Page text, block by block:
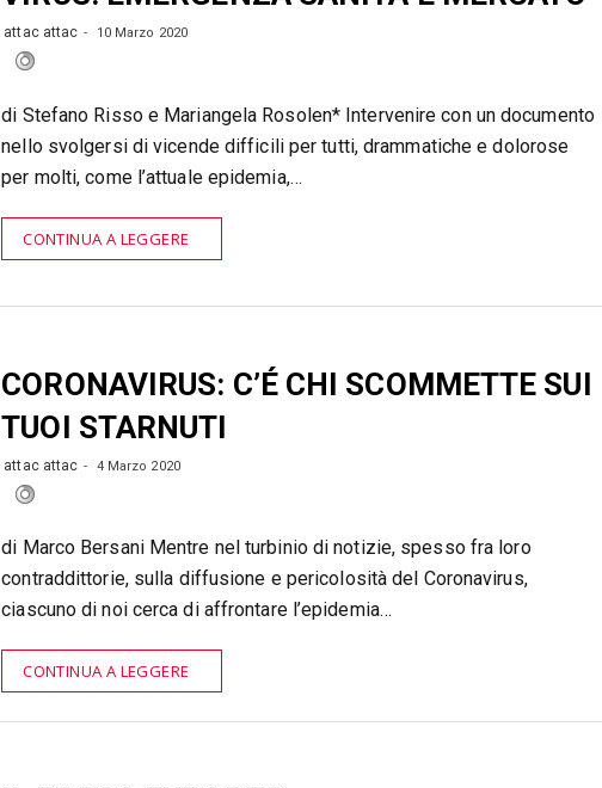
attac attac 10 Marzo 2020
di Stefano Risso e Mariangela Rosolen* Intervenire con un documento
nello svolgersi di vicende difficili per tutti, drammatiche e dolorose
per molti, come l’attuale epidemia,…
CONTINUA A LEGGERE
CORONAVIRUS: C’É CHI SCOMMETTE SUI
TUOI STARNUTI
attac attac 4 Marzo 2020
di Marco Bersani Mentre nel turbinio di notizie, spesso fra loro
contraddittorie, sulla diffusione e pericolosità del Coronavirus,
ciascuno di noi cerca di affrontare l’epidemia…
CONTINUA A LEGGERE